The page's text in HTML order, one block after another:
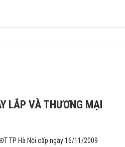
LẮP VÀ THƯƠNG MẠI
TP Hà Nội cấp ngày 16/11/2009